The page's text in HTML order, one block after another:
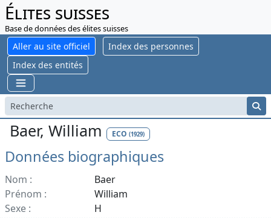
Élites suisses
Base de données des élites suisses
Aller au site officiel
Index des personnes
Index des entités
Baer, William ECO (1929)
Données biographiques
Nom :
Baer
Prénom :
William
Sexe :
H